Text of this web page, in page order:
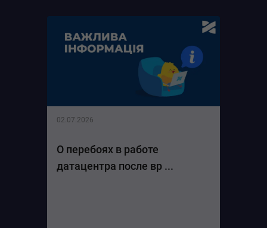
Новости
02.07.2026
О перебоях в работе
датацентра после вр ...